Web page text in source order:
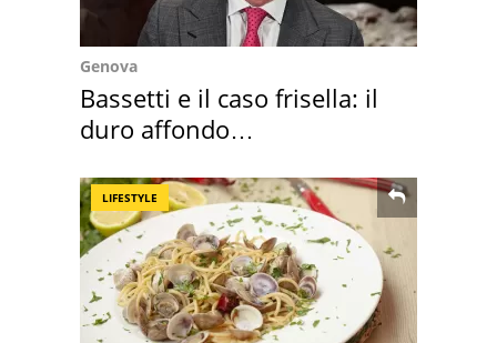
Genova
Bassetti e il caso frisella: il
duro affondo
LIFESTYLE